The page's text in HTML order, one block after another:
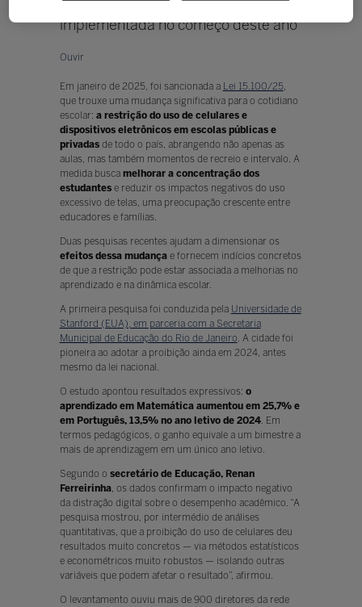
implementada no começo deste ano
Ouvir
Em janeiro de 2025, foi sancionada a Lei 15.100/25,
que trouxe uma mudança significativa para o cotidiano
escolar: a restrição do uso de celulares e
dispositivos eletrônicos em escolas públicas e
privadas de todo o país, abrangendo não apenas as
aulas, mas também momentos de recreio e intervalo. A
medida busca melhorar a concentração dos
estudantes e reduzir os impactos negativos do uso
excessivo de telas, uma preocupação crescente entre
educadores e famílias.
Duas pesquisas recentes ajudam a dimensionar os
efeitos dessa mudançae fornecem indícios concretos
de que a restrição pode estar associada a melhorias no
aprendizado e na dinâmica escolar.
A primeira pesquisa foi conduzida pela Universidade de
Stanford (EUA), em parceria com a Secretaria
Municipal de Educação do Rio de Janeiro. A cidade foi
pioneira ao adotar a proibição ainda em 2024, antes
mesmo da lei nacional.
O estudo apontou resultados expressivos: o
aprendizado em Matemática aumentou em 25,7% e
em Português, 13,5% no ano letivo de 2024. Em
termos pedagógicos, o ganho equivale a um bimestre a
mais de aprendizagem em um único ano letivo.
Segundo o secretário de Educação, Renan
Ferreirinha, os dados confirmam o impacto negativo
da distração digital sobre o desempenho acadêmico. “A
pesquisa mostrou, por intermédio de análises
quantitativas, que a proibição do uso de celulares deu
resultados muito concretos — via métodos estatísticos
e econométricos muito robustos — isolando outras
variáveis que podem afetar o resultado”, afirmou.
O levantamento ouviu mais de 900 diretores da rede